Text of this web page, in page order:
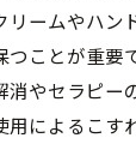
ームやハン
つことが重要
消やセラピー
用によるこす